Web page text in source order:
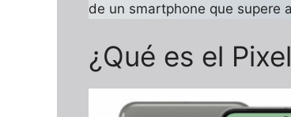
de un smartphone que supere
¿Qué es el